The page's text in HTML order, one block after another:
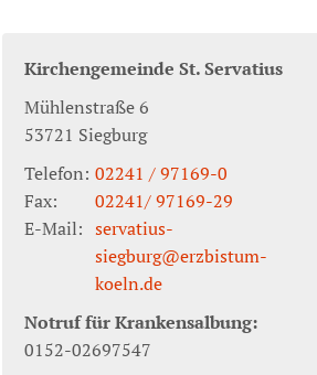
Kirchengemeinde St. Servatius
Mühlenstraße 6
53721 Siegburg
Telefon: 02241 / 97169-0
Fax:
02241/ 97169-29
E-Mail: servatius-
siegburg@erzbistum-
koeln.de
Notruf für Krankensalbung:
0152-02697547